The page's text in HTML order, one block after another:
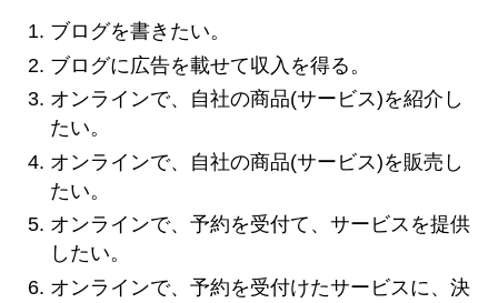
ブログを書きたい。
ブログに広告を載せて収入を得る。
オンラインで、自社の商品(サービス)を紹介し
たい。
オンラインで、自社の商品(サービス)を販売し
たい。
オンラインで、予約を受付て、サービスを提供
したい。
オンラインで、予約を受付けたサービスに、決